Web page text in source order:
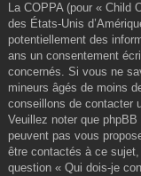
La COPPA (pour « Child
des États-Unis
potentiellement des
ans un consentement
concernés. Si vous ne
mineurs âgés de moins
conseillons de contacter
Veuillez noter que
peuvent pas vous
être contactés à ce
question « Qui dois-je